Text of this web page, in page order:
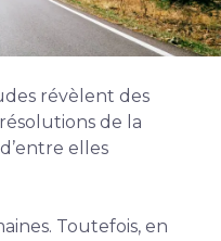
révèlent des
de la
elles
Toutefois, en